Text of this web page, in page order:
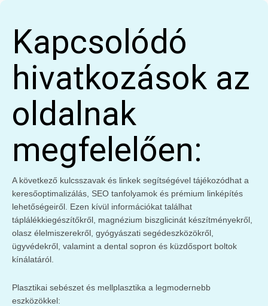
Kapcsolódó
hivatkozások az
oldalnak
megfelelően:
A következő kulcsszavak és linkek segítségével tájékozódhat a
keresőoptimalizálás, SEO tanfolyamok és prémium linképítés
lehetőségeiről. Ezen kívül információkat találhat
táplálékkiegészítőkről, magnézium biszglicinát készítményekről,
olasz élelmiszerekről, gyógyászati segédeszközökről,
ügyvédekről, valamint a dental sopron és küzdősport boltok
kínálatáról.
Plasztikai sebészet és mellplasztika a legmodernebb
eszközökkel: